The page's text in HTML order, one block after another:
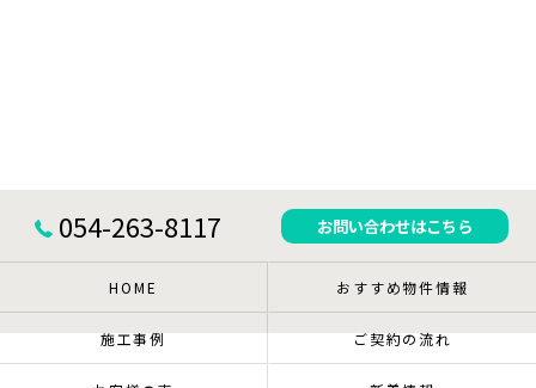
054-263-8117 お問い合わせはこちら
HOME おすすめ物件情報
施工事例 ご契約の流れ